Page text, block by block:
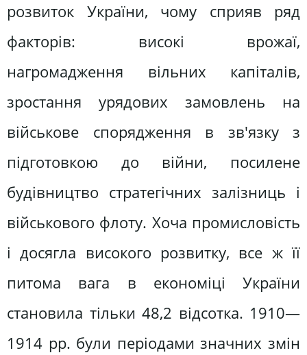
розвиток України, чому сприяв ряд
факторів: високі врожаї,
нагромадження вільних капіталів,
зростання урядових замовлень на
військове спорядження в зв'язку з
підготовкою до війни, посилене
будівництво стратегічних залізниць і
військового флоту. Хоча промисловість
і досягла високого розвитку, все ж її
питома вага в економіці України
становила тільки 48,2 відсотка. 1910—
1914 pp. були періодами значних змін